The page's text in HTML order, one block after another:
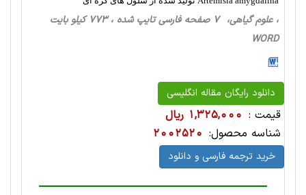
، علوم گیاهی، 7 صفحه فارسی تایپ شده ، 773 کیلو بایت
WORD
دانلود رایگان مقاله انگلیسی
قیمت : 1,325,000 ریال
شناسه محصول: 2002520
خرید ترجمه فارسی و دانلود